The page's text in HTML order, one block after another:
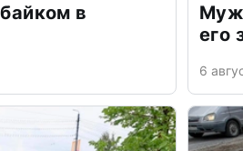
в
его
6